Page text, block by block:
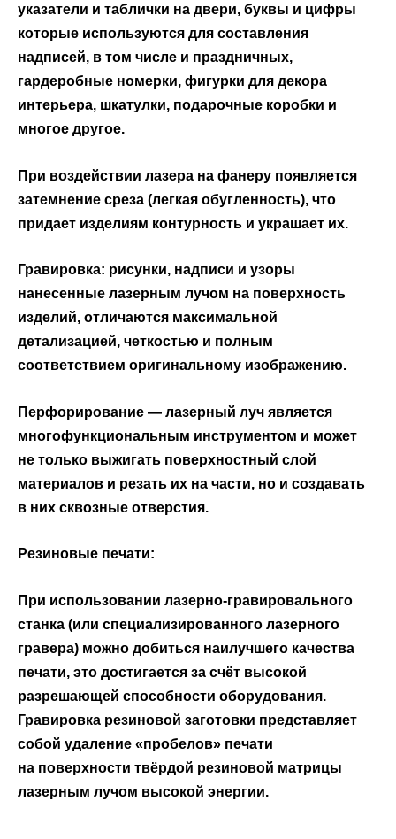
указатели и таблички на двери, буквы и цифры
которые используются для составления
надписей, в том числе и праздничных,
гардеробные номерки, фигурки для декора
интерьера, шкатулки, подарочные коробки и
многое другое.
При воздействии лазера на фанеру появляется
затемнение среза (легкая обугленность), что
придает изделиям контурность и украшает их.
Гравировка: рисунки, надписи и узоры
нанесенные лазерным лучом на поверхность
изделий, отличаются максимальной
детализацией, четкостью и полным
соответствием оригинальному изображению.
Перфорирование — лазерный луч является
многофункциональным инструментом и может
не только выжигать поверхностный слой
материалов и резать их на части, но и создавать
в них сквозные отверстия.
Резиновые печати:
При использовании лазерно-гравировального
станка (или специализированного лазерного
гравера) можно добиться наилучшего качества
печати, это достигается за счёт высокой
разрешающей способности оборудования.
Гравировка резиновой заготовки представляет
собой удаление «пробелов» печати
на поверхности твёрдой резиновой матрицы
лазерным лучом высокой энергии.